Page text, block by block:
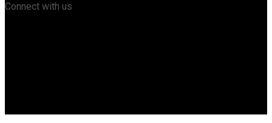
Connect with us